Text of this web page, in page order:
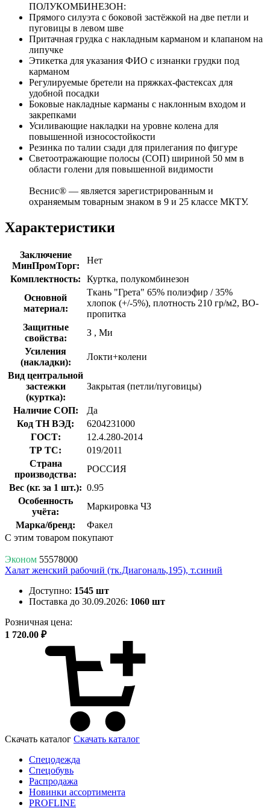
ПОЛУКОМБИНЕЗОН:
Прямого силуэта с боковой застёжкой на две петли и
пуговицы в левом шве
Притачная грудка с накладным карманом и клапаном на
липучке
Этикетка для указания ФИО с изнанки грудки под
карманом
Регулируемые бретели на пряжках-фастексах для
удобной посадки
Боковые накладные карманы с наклонным входом и
закрепками
Усиливающие накладки на уровне колена для
повышенной износостойкости
Резинка по талии сзади для прилегания по фигуре
Светоотражающие полосы (СОП) шириной 50 мм в
области голени для повышенной видимости
Веснис® — является зарегистрированным и
охраняемым товарным знаком в 9 и 25 классе МКТУ.
Характеристики
Заключение
МинПромТорг:
Нет
Комплектность:
Куртка, полукомбинезон
Основной
материал:
Ткань "Грета" 65% полиэфир / 35%
хлопок (+/-5%), плотность 210 гр/м2, ВО-
пропитка
Защитные
свойства:
З , Ми
Усиления
(накладки):
Локти+колени
Вид центральной
застежки
(куртка):
Закрытая (петли/пуговицы)
Наличие СОП:
Да
Код ТН ВЭД:
6204231000
ГОСТ:
12.4.280-2014
ТР ТС:
019/2011
Страна
производства:
РОССИЯ
Вес (кг. за 1 шт.): 0.95
Особенность
учёта:
Маркировка ЧЗ
Марка/бренд:
Факел
С этим товаром покупают
Эконом 55578000
Халат женский рабочий (тк.Диагональ,195), т.синий
Доступно: 1545 шт
Поставка до 30.09.2026: 1060 шт
Розничная цена:
1 720.00 ₽
Скачать каталог Скачать каталог
Спецодежда
Спецобувь
Распродажа
Новинки ассортимента
PROFLINE